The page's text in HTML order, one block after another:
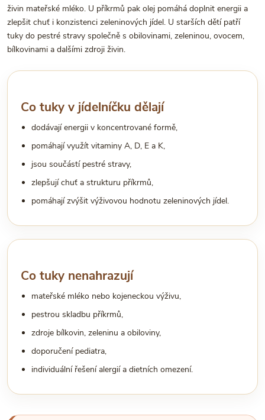
živin mateřské mléko. U příkrmů pak olej pomáhá doplnit energii a
zlepšit chuť i konzistenci zeleninových jídel. U starších dětí patří
tuky do pestré stravy společně s obilovinami, zeleninou, ovocem,
bílkovinami a dalšími zdroji živin.
Co tuky v jídelníčku dělají
dodávají energii v koncentrované formě,
pomáhají využít vitaminy A, D, E a K,
jsou součástí pestré stravy,
zlepšují chuť a strukturu příkrmů,
pomáhají zvýšit výživovou hodnotu zeleninových jídel.
Co tuky nenahrazují
mateřské mléko nebo kojeneckou výživu,
pestrou skladbu příkrmů,
zdroje bílkovin, zeleninu a obiloviny,
doporučení pediatra,
individuální řešení alergií a dietních omezení.